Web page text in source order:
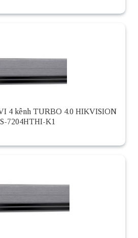
4 kênh TURBO 4.0 HIKVISION
7204HTHI-K1